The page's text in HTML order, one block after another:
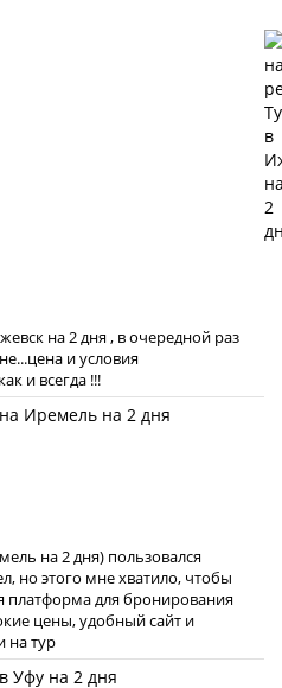
на 2 дня , в очередной раз
и условия
и всегда !!!
на 2 дня) пользовался
но этого мне хватило, чтобы
платформа для бронирования
цены, удобный сайт и
на тур